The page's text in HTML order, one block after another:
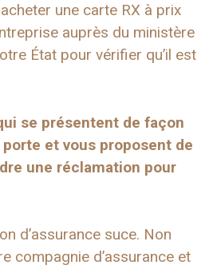
une carte RX à prix
auprès du ministère
État pour vérifier qu’il est
se présentent de façon
et vous proposent de
une réclamation pour
d’assurance suce. Non
compagnie d’assurance et